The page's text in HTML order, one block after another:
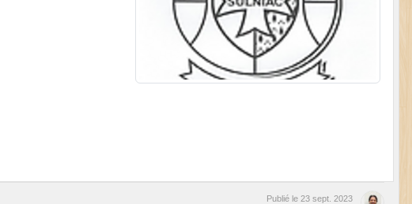
Publié le 23 sept. 2023